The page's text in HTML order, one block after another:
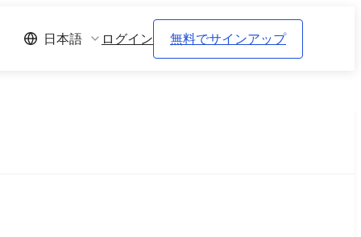
日本語 ログイン 無料でサインアップ